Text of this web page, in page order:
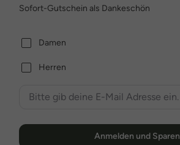
Sofort-Gutschein als Dankeschön
Damen
Herren
Anmelden und Sparen